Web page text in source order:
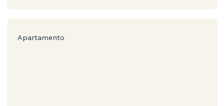
Apartamento